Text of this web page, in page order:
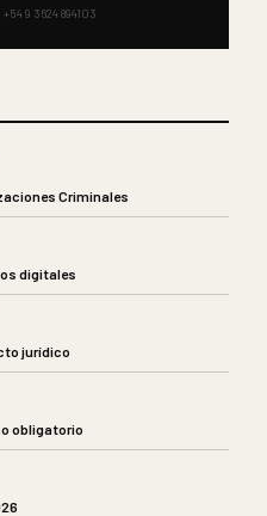
+54 9 3624 894103
Criminales
digitales
jurídico
obligatorio